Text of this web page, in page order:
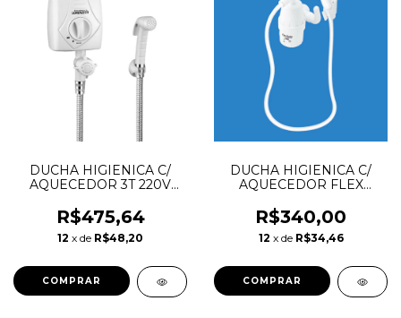
DUCHA HIGIENICA C/
AQUECEDOR 3T 220V
R$475,64
12 x de R$48,20
DUCHA HIGIENICA C/
AQUECEDOR FLEX
FAME
R$340,00
12 x de R$34,46